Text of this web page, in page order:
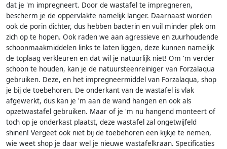
dat je 'm impregneert. Door de wastafel te impregneren,
bescherm je de oppervlakte namelijk langer. Daarnaast worden
ook de porin dichter, dus hebben bacterin en vuil minder plek om
zich op te hopen. Ook raden we aan agressieve en zuurhoudende
schoonmaakmiddelen links te laten liggen, deze kunnen namelijk
de toplaag verkleuren en dat wil je natuurlijk niet! Om 'm verder
schoon te houden, kan je de natuursteenreiniger van Forzalaqua
gebruiken. Deze, en het impregneermiddel van Forzalaqua, shop
je bij de toebehoren. De onderkant van de wastafel is vlak
afgewerkt, dus kan je 'm aan de wand hangen en ook als
opzetwastafel gebruiken. Maar of je 'm nu hangend monteert of
toch op je onderkast plaatst, deze wastafel zal ongetwijfeld
shinen! Vergeet ook niet bij de toebehoren een kijkje te nemen,
wie weet shop je daar wel je nieuwe wastafelkraan. Specificaties